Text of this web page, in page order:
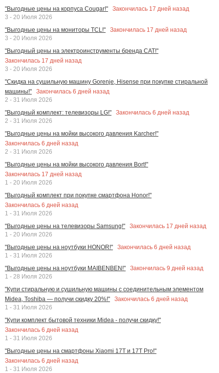
"Выгодные цены на корпуса Cougar!"
Закончилась 17 дней назад
3 - 20 Июля 2026
"Выгодные цены на мониторы TCL!"
Закончилась 17 дней назад
3 - 20 Июля 2026
"Выгодный цены на электроинструменты бренда CAT!"
Закончилась 17 дней назад
3 - 20 Июля 2026
"Скидка на сушильную машину Gorenje, Hisense при покупке стиральной
машины!"
Закончилась 6 дней назад
2 - 31 Июля 2026
"Выгодный комплект: телевизоры LG!"
Закончилась 6 дней назад
2 - 31 Июля 2026
"Выгодные цены на мойки высокого давления Karcher!"
Закончилась 6 дней назад
2 - 31 Июля 2026
"Выгодные цены на мойки высокого давления Bort!"
Закончилась 17 дней назад
1 - 20 Июля 2026
"Выгодный комплект при покупке смартфона Honor!"
Закончилась 6 дней назад
1 - 31 Июля 2026
"Выгодные цены на телевизоры Samsung!"
Закончилась 17 дней назад
1 - 20 Июля 2026
"Выгодные цены на ноутбуки HONOR!"
Закончилась 6 дней назад
1 - 31 Июля 2026
"Выгодные цены на ноутбуки MAIBENBEN!"
Закончилась 9 дней назад
1 - 28 Июля 2026
"Купи стиральную и сушильную машины с соединительным элементом
Midea, Toshiba — получи скидку 20%!"
Закончилась 6 дней назад
1 - 31 Июля 2026
"Купи комплект бытовой техники Midea - получи скидку!"
Закончилась 6 дней назад
1 - 31 Июля 2026
"Выгодные цены на смартфоны Xiaomi 17T и 17T Pro!"
Закончилась 6 дней назад
1 - 31 Июля 2026